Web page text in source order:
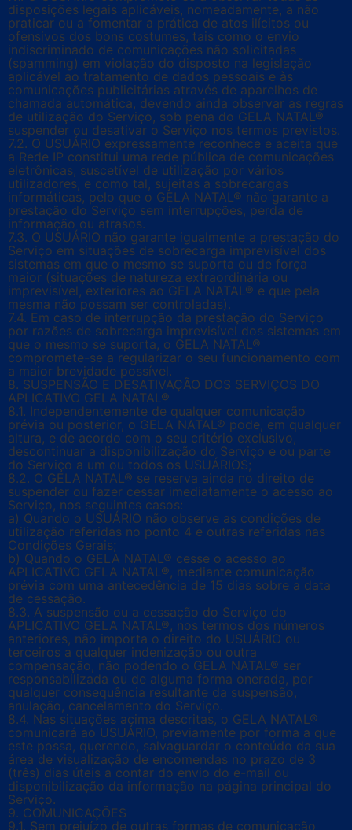
disposições legais aplicáveis, nomeadamente, a não
praticar ou a fomentar a prática de atos ilícitos ou
ofensivos dos bons costumes, tais como o envio
indiscriminado de comunicações não solicitadas
(spamming) em violação do disposto na legislação
aplicável ao tratamento de dados pessoais e às
comunicações publicitárias através de aparelhos de
chamada automática, devendo ainda observar as regras
de utilização do Serviço, sob pena do GELA NATAL®
suspender ou desativar o Serviço nos termos previstos.
7.2. O USUÁRIO expressamente reconhece e aceita que
a Rede IP constitui uma rede pública de comunicações
eletrônicas, suscetível de utilização por vários
utilizadores, e como tal, sujeitas a sobrecargas
informáticas, pelo que o GELA NATAL® não garante a
prestação do Serviço sem interrupções, perda de
informação ou atrasos.
7.3. O USUÁRIO não garante igualmente a prestação do
Serviço em situações de sobrecarga imprevisível dos
sistemas em que o mesmo se suporta ou de força
maior (situações de natureza extraordinária ou
imprevisível, exteriores ao GELA NATAL® e que pela
mesma não possam ser controladas).
7.4. Em caso de interrupção da prestação do Serviço
por razões de sobrecarga imprevisível dos sistemas em
que o mesmo se suporta, o GELA NATAL®
compromete-se a regularizar o seu funcionamento com
a maior brevidade possível.
8. SUSPENSÃO E DESATIVAÇÃO DOS SERVIÇOS DO
APLICATIVO GELA NATAL®
8.1. Independentemente de qualquer comunicação
prévia ou posterior, o GELA NATAL® pode, em qualquer
altura, e de acordo com o seu critério exclusivo,
descontinuar a disponibilização do Serviço e ou parte
do Serviço a um ou todos os USUÁRIOS;
8.2. O GELA NATAL® se reserva ainda no direito de
suspender ou fazer cessar imediatamente o acesso ao
Serviço, nos seguintes casos:
a) Quando o USUÁRIO não observe as condições de
utilização referidas no ponto 4 e outras referidas nas
Condições Gerais;
b) Quando o GELA NATAL® cesse o acesso ao
APLICATIVO GELA NATAL®, mediante comunicação
prévia com uma antecedência de 15 dias sobre a data
de cessação.
8.3. A suspensão ou a cessação do Serviço do
APLICATIVO GELA NATAL®, nos termos dos números
anteriores, não importa o direito do USUÁRIO ou
terceiros a qualquer indenização ou outra
compensação, não podendo o GELA NATAL® ser
responsabilizada ou de alguma forma onerada, por
qualquer consequência resultante da suspensão,
anulação, cancelamento do Serviço.
8.4. Nas situações acima descritas, o GELA NATAL®
comunicará ao USUÁRIO, previamente por forma a que
este possa, querendo, salvaguardar o conteúdo da sua
área de visualização de encomendas no prazo de 3
(três) dias úteis a contar do envio do e-mail ou
disponibilização da informação na página principal do
Serviço.
9. COMUNICAÇÕES
9.1. Sem prejuízo de outras formas de comunicação